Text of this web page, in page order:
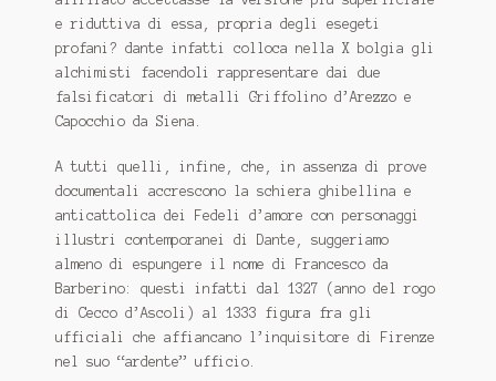
e riduttiva di essa, propria degli esegeti
profani? dante infatti colloca nella X bolgia gli
alchimisti facendoli rappresentare dai due
falsificatori di metalli Griffolino d’Arezzo e
Capocchio da Siena.
A tutti quelli, infine, che, in assenza di prove
documentali accrescono la schiera ghibellina e
anticattolica dei Fedeli d’amore con personaggi
illustri contemporanei di Dante, suggeriamo
almeno di espungere il nome di Francesco da
Barberino: questi infatti dal 1327 (anno del rogo
di Cecco d’Ascoli) al 1333 figura fra gli
ufficiali che affiancano l’inquisitore di Firenze
nel suo “ardente” ufficio.